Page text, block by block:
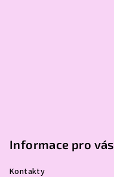
Informace pro vás
Kontakty